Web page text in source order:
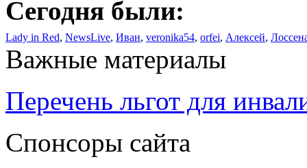
Сегодня были:
Lady in Red, NewsLive, Иван, veronika54, orfei, Алексей,
Важные материалы
Перечень льгот для
Спонсоры сайта